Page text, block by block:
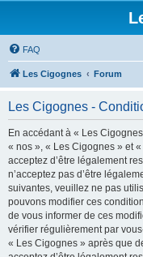
FAQ
Les Cigognes Forum
Les Cigognes -
En accédant à « Les
« nos », « Les Cigognes » et
acceptez d’être légalement
n’acceptez pas d’être
suivantes, veuillez ne pas
pouvons modifier ces
de vous informer de ces
vérifier régulièrement par
« Les Cigognes » après que